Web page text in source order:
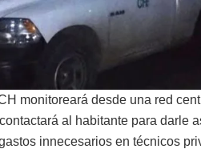
monitoreará desde una red
al habitante para darle
innecesarios en técnicos